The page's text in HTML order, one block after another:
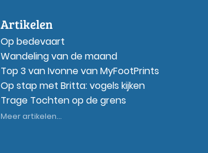
Artikelen
Op bedevaart
Wandeling van de maand
Top 3 van Ivonne van MyFootPrints
Op stap met Britta: vogels kijken
Trage Tochten op de grens
Meer artikelen...